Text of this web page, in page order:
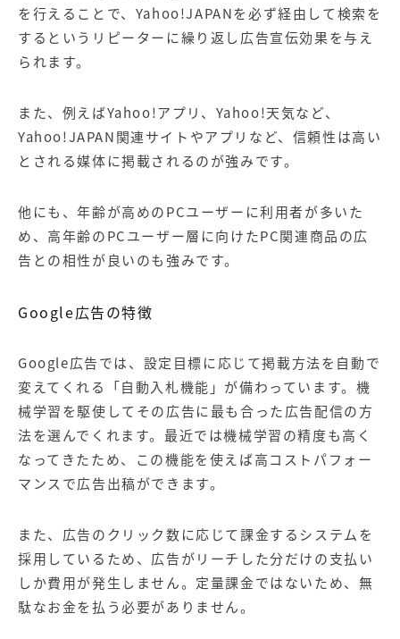
を行えることで、Yahoo!JAPANを必ず経由して検索を
するというリピーターに繰り返し広告宣伝効果を与え
られます。
また、例えばYahoo!アプリ、Yahoo!天気など、
Yahoo!JAPAN関連サイトやアプリなど、信頼性は高い
とされる媒体に掲載されるのが強みです。
他にも、年齢が高めのPCユーザーに利用者が多いた
め、高年齢のPCユーザー層に向けたPC関連商品の広
告との相性が良いのも強みです。
Google広告の特徴
Google広告では、設定目標に応じて掲載方法を自動で
変えてくれる「自動入札機能」が備わっています。機
械学習を駆使してその広告に最も合った広告配信の方
法を選んでくれます。最近では機械学習の精度も高く
なってきたため、この機能を使えば高コストパフォー
マンスで広告出稿ができます。
また、広告のクリック数に応じて課金するシステムを
採用しているため、広告がリーチした分だけの支払い
しか費用が発生しません。定量課金ではないため、無
駄なお金を払う必要がありません。